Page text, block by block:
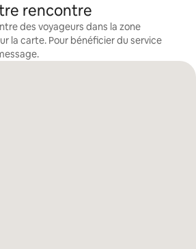
rencontre
des voyageurs dans la zone
la carte. Pour bénéficier du service